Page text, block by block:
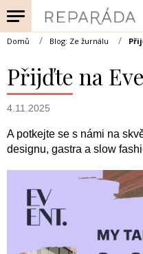
na
obsah
Domů Blog: Ze žurnálu
Přijďte na
4.11.2025
A potkejte se s námi na
designu, gastra a slow